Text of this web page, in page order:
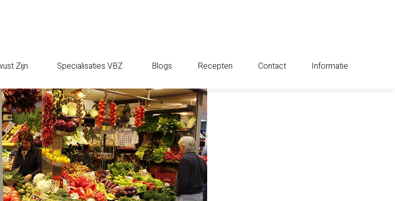
Zijn Specialisaties VBZ Blogs Recepten Contact Informatie